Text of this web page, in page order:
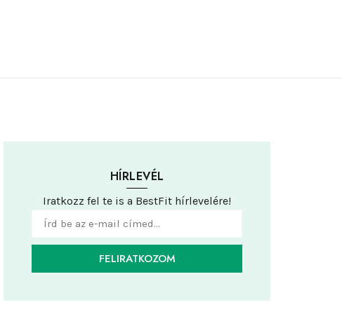
HÍRLEVÉL
Iratkozz fel te is a BestFit hírlevelére!
FELIRATKOZOM